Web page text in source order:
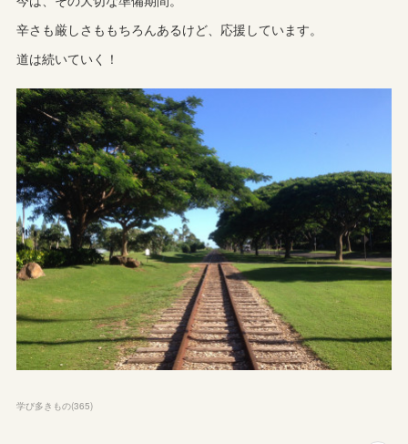
辛さも厳しさももちろんあるけど、応援しています。
道は続いていく！
学び多きもの(365)